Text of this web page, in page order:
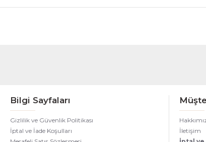
Bilgi Sayfaları
Gizlilik ve Güvenlik Politikası
İptal ve İade Koşulları
İletişim